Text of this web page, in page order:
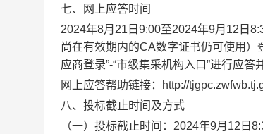
七、网上应答时间
2024年8月 21 日 9:00至2024年9月 12 日
尚在有效期内的CA数字证书仍可使用）
应商登录”-“市级集采机构入口”进行应答
网上应答帮助链接：
http://
八、投标截止时间 及方式
（一）投标截止时间： 2024年9月 12 日